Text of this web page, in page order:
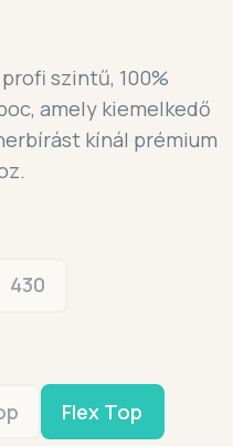
szintű, 100%
amely kiemelkedő
kínál prémium
430
Flex Top